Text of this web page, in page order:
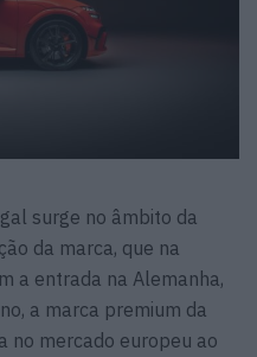
surge no âmbito da
da marca, que na
a entrada na Alemanha,
a marca premium da
no mercado europeu ao